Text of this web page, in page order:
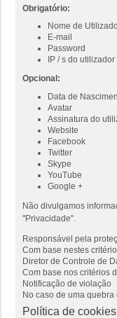
Obrigatório:
Nome de
E-mail
Password
IP / s do utilizador
Opcional:
Data de
Avatar
Assinatura do
Website
Facebook
Twitter
Skype
YouTube
Google +
Não divulgamos
"Privacidade".
Responsável pela
Com base nestes
Diretor de Controle de
Com base nos critérios
Notificação de violação
No caso de uma
Política de cookies